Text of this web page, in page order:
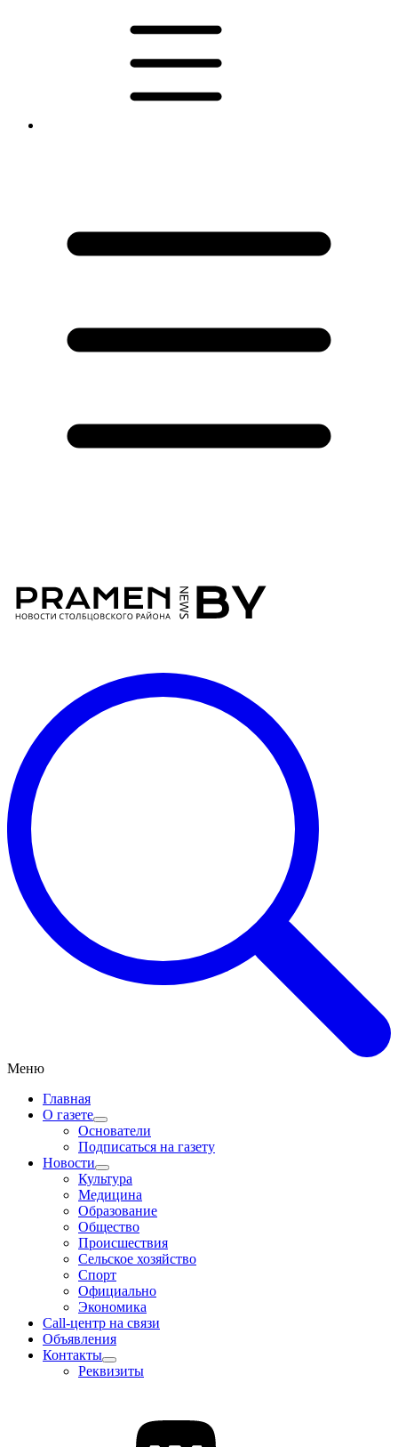
Меню
Главная
О газете
Основатели
Подписаться на газету
Новости
Культура
Медицина
Образование
Общество
Происшествия
Сельское хозяйство
Спорт
Официально
Экономика
Call-центр на связи
Объявления
Контакты
Реквизиты